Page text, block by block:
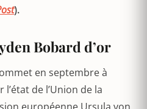
).
Bobard d’or
en septembre à
de l’Union de la